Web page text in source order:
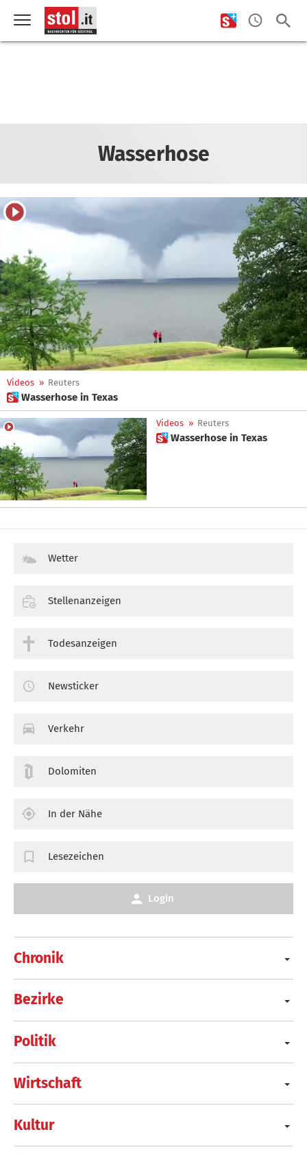
Wasserhose
Videos » Reuters
 Wasserhose in Texas
Videos » Reuters
 Wasserhose in Texas
Chronik
Bezirke
Politik
Wirtschaft
Kultur
Wetter
Stellenanzeigen
Todesanzeigen
Newsticker
Verkehr
Dolomiten
In der Nähe
Lesezeichen
Login